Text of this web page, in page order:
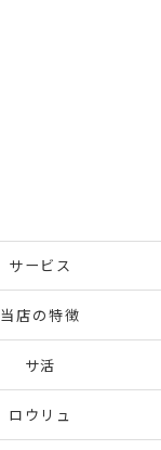
サービス
当店の特徴
サ活
ロウリュ